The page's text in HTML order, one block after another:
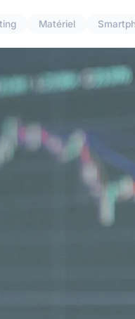
Matériel